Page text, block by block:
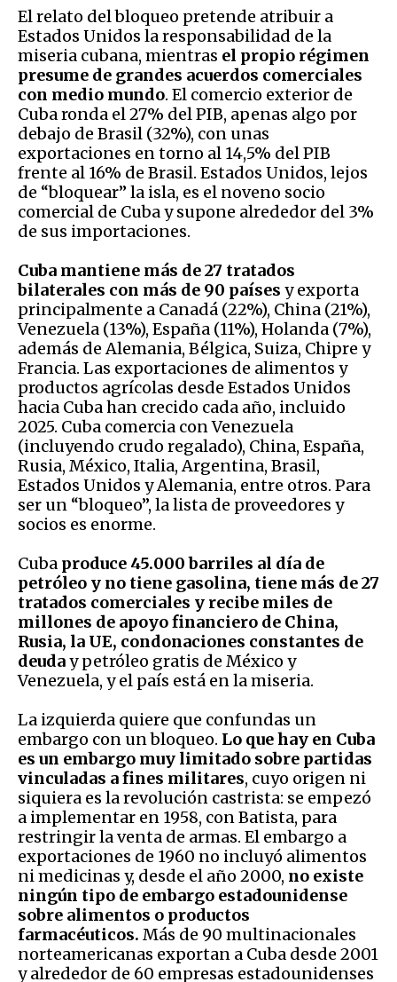
El relato del bloqueo pretende atribuir a
Estados Unidos la responsabilidad de la
miseria cubana, mientras el propio régimen
presume de grandes acuerdos comerciales
con medio mundo. El comercio exterior de
Cuba ronda el 27% del PIB, apenas algo por
debajo de Brasil (32%), con unas
exportaciones en torno al 14,5% del PIB
frente al 16% de Brasil. Estados Unidos, lejos
de “bloquear” la isla, es el noveno socio
comercial de Cuba y supone alrededor del 3%
de sus importaciones.
Cuba mantiene más de 27 tratados
bilaterales con más de 90 países y exporta
principalmente a Canadá (22%), China (21%),
Venezuela (13%), España (11%), Holanda (7%),
además de Alemania, Bélgica, Suiza, Chipre y
Francia. Las exportaciones de alimentos y
productos agrícolas desde Estados Unidos
hacia Cuba han crecido cada año, incluido
2025. Cuba comercia con Venezuela
(incluyendo crudo regalado), China, España,
Rusia, México, Italia, Argentina, Brasil,
Estados Unidos y Alemania, entre otros. Para
ser un “bloqueo”, la lista de proveedores y
socios es enorme.
Cuba produce 45.000 barriles al día de
petróleo y no tiene gasolina, tiene más de 27
tratados comerciales y recibe miles de
millones de apoyo financiero de China,
Rusia, la UE, condonaciones constantes de
deuday petróleo gratis de México y
Venezuela, y el país está en la miseria.
La izquierda quiere que confundas un
embargo con un bloqueo. Lo que hay en Cuba
es un embargo muy limitado sobre partidas
vinculadas a fines militares, cuyo origen ni
siquiera es la revolución castrista: se empezó
a implementar en 1958, con Batista, para
restringir la venta de armas. El embargo a
exportaciones de 1960 no incluyó alimentos
ni medicinas y, desde el año 2000, no existe
ningún tipo de embargo estadounidense
sobre alimentos o productos
farmacéuticos. Más de 90 multinacionales
norteamericanas exportan a Cuba desde 2001
y alrededor de 60 empresas estadounidenses